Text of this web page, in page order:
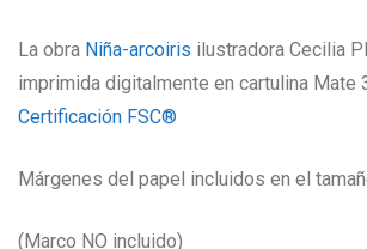
La obra Niña-arcoiris ilustradora Cecilia
imprimida digitalmente en cartulina Mate
Certificación FSC®
Márgenes del papel incluidos en el
(Marco NO incluido)